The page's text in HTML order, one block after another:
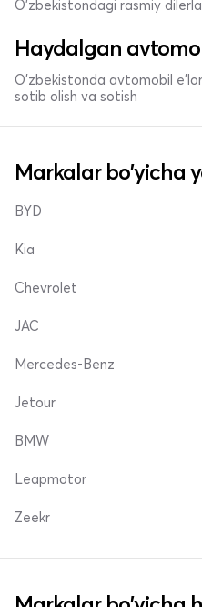
O'zbekistondagi rasmiy
Haydalgan
O'zbekistonda avtomobil
sotib olish va sotish
Markalar bo'yicha
BYD
Kia
Chevrolet
JAC
Mercedes-Benz
Jetour
BMW
Leapmotor
Zeekr